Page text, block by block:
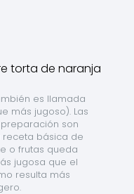
es llamada
más jugoso). Las
son
receta básica de
o frutas queda
jugosa que el
resulta más